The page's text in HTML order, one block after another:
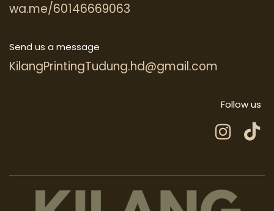
wa.me/60146669063
Send us a message
KilangPrintingTudung.hd@gmail.com
Follow us